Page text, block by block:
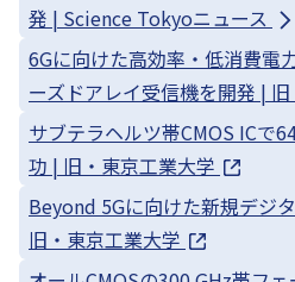
発 | Science Tokyoニュース
6Gに向けた高効率・低消費電
ーズドアレイ受信機を開発 |
サブテラヘルツ帯CMOS ICで
功 | 旧・東京工業大学
Beyond 5Gに向けた新規デジ
旧・東京工業大学